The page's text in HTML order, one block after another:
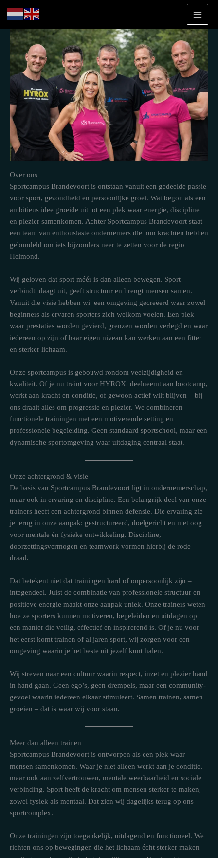
naar
de
inhoud
Over ons
Sportcampus Brandevoort is ontstaan vanuit een gedeelde passie
voor sport, gezondheid en persoonlijke groei. Wat begon als een
ambitieus idee groeide uit tot een plek waar energie, discipline
en plezier samenkomen. Achter Sportcampus Brandevoort staat
een team van enthousiaste ondernemers die hun krachten hebben
gebundeld om iets bijzonders neer te zetten voor de regio
Helmond.
Wij geloven dat sport méér is dan alleen bewegen. Sport
verbindt, daagt uit, geeft structuur en brengt mensen samen.
Vanuit die visie hebben wij een omgeving gecreëerd waar zowel
beginners als ervaren sporters zich welkom voelen. Een plek
waar prestaties worden gevierd, grenzen worden verlegd en waar
iedereen op zijn of haar eigen niveau kan werken aan een fitter
en sterker lichaam.
Onze sportcampus is gebouwd rondom veelzijdigheid en
kwaliteit. Of je nu traint voor HYROX, deelneemt aan bootcamp,
werkt aan kracht en conditie, of gewoon actief wilt blijven – bij
ons draait alles om progressie en plezier. We combineren
functionele trainingen met een motiverende setting en
professionele begeleiding. Geen standaard sportschool, maar een
dynamische sportomgeving waar uitdaging centraal staat.
Onze achtergrond & visie
De basis van Sportcampus Brandevoort ligt in ondernemerschap,
maar ook in ervaring en discipline. Een belangrijk deel van onze
trainers heeft een achtergrond binnen defensie. Die ervaring zie
je terug in onze aanpak: gestructureerd, doelgericht en met oog
voor mentale én fysieke ontwikkeling. Discipline,
doorzettingsvermogen en teamwork vormen hierbij de rode
draad.
Dat betekent niet dat trainingen hard of onpersoonlijk zijn –
integendeel. Juist de combinatie van professionele structuur en
positieve energie maakt onze aanpak uniek. Onze trainers weten
hoe ze sporters kunnen motiveren, begeleiden en uitdagen op
een manier die veilig, effectief en inspirerend is. Of je nu voor
het eerst komt trainen of al jaren sport, wij zorgen voor een
omgeving waarin je het beste uit jezelf kunt halen.
Wij streven naar een cultuur waarin respect, inzet en plezier hand
in hand gaan. Geen ego’s, geen drempels, maar een community-
gevoel waarin iedereen elkaar stimuleert. Samen trainen, samen
groeien – dat is waar wij voor staan.
Meer dan alleen trainen
Sportcampus Brandevoort is ontworpen als een plek waar
mensen samenkomen. Waar je niet alleen werkt aan je conditie,
maar ook aan zelfvertrouwen, mentale weerbaarheid en sociale
verbinding. Sport heeft de kracht om mensen sterker te maken,
zowel fysiek als mentaal. Dat zien wij dagelijks terug op ons
sportcomplex.
Onze trainingen zijn toegankelijk, uitdagend en functioneel. We
richten ons op bewegingen die het lichaam écht sterker maken